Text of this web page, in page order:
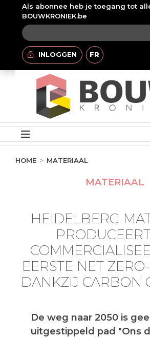
Als abonnee heb je toegang tot
BOUWKRONIEK.be
INLOGGEN FR
HOME MATERIAAL
MATERIAAL
HEIDELBERG
EERSTE NET
DANKZIJ CARBON
De weg naar 2050 is
uitgestippeld pad "Ons